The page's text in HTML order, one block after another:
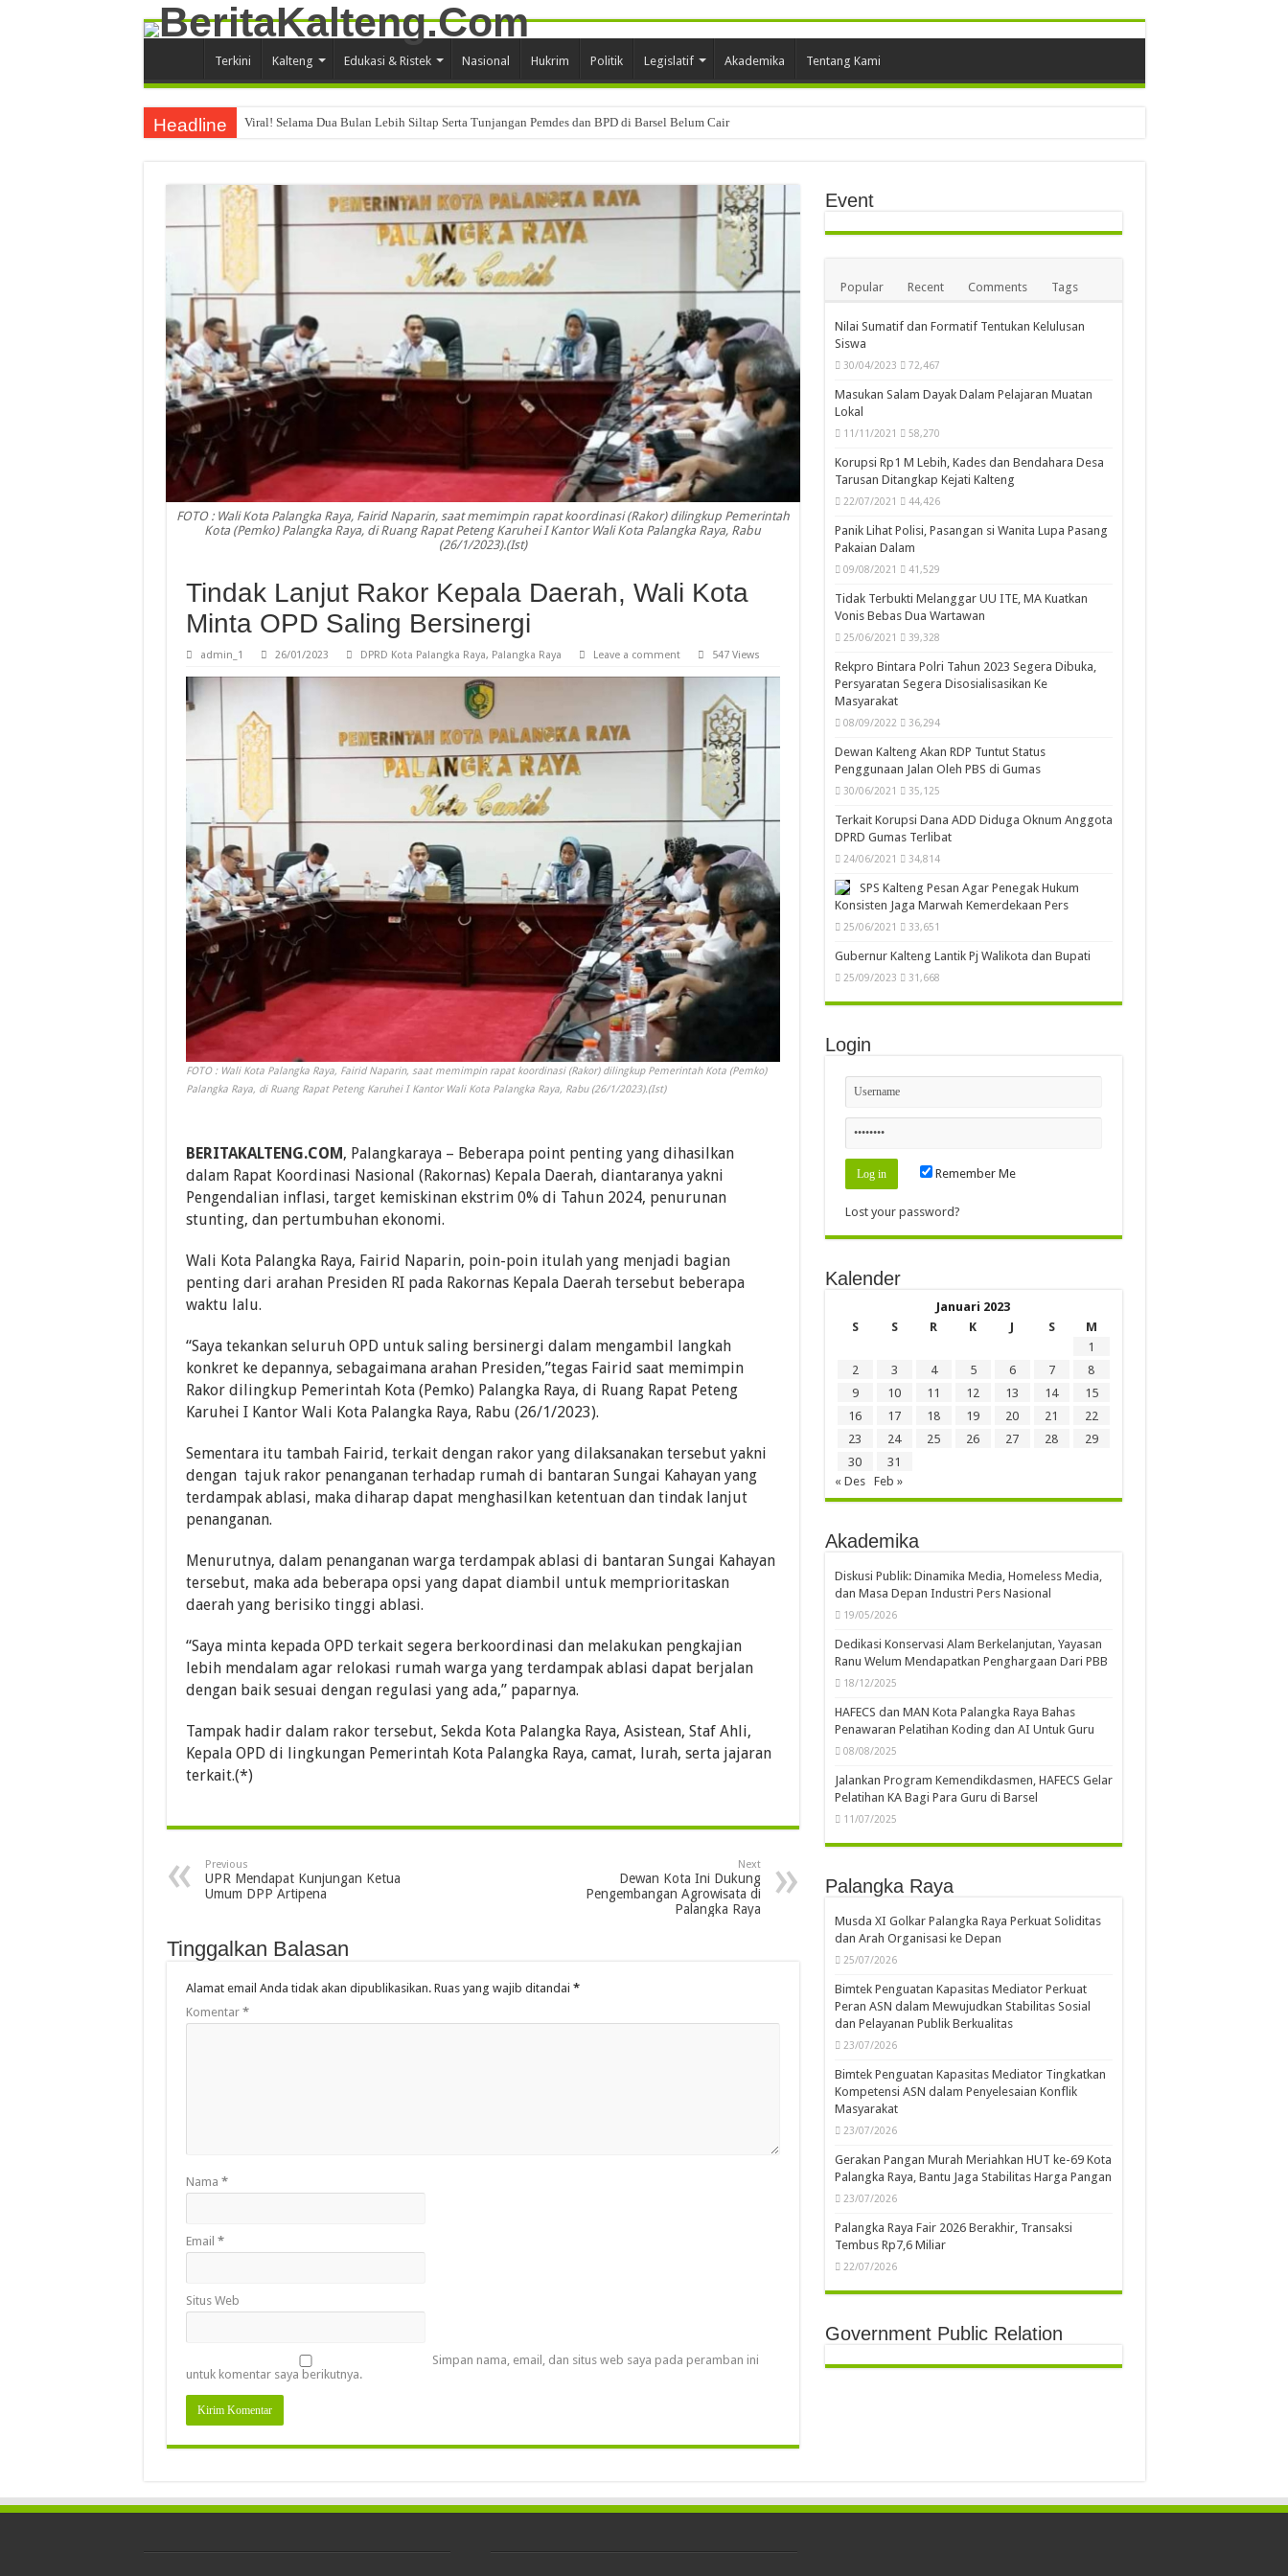
Terkini Kalteng Edukasi & Ristek Nasional Hukrim Politik Legislatif Akademika Tentang Kami
Headline Viral! Selama Dua Bulan Lebih Siltap Serta Tunjangan Pemdes dan BPD di Barsel Belum Cair
FOTO : Wali Kota Palangka Raya, Fairid Naparin, saat memimpin rapat koordinasi (Rakor) dilingkup Pemerintah
Kota (Pemko) Palangka Raya, di Ruang Rapat Peteng Karuhei I Kantor Wali Kota Palangka Raya, Rabu
(26/1/2023).(Ist)
Tindak Lanjut Rakor Kepala Daerah, Wali Kota
Minta OPD Saling Bersinergi
admin_1 26/01/2023 DPRD Kota Palangka Raya, Palangka Raya Leave a comment 547 Views
FOTO : Wali Kota Palangka Raya, Fairid Naparin, saat memimpin rapat koordinasi (Rakor) dilingkup Pemerintah Kota (Pemko)
Palangka Raya, di Ruang Rapat Peteng Karuhei I Kantor Wali Kota Palangka Raya, Rabu (26/1/2023).(Ist)
BERITAKALTENG.COM, Palangkaraya – Beberapa point penting yang dihasilkan
dalam Rapat Koordinasi Nasional (Rakornas) Kepala Daerah, diantaranya yakni
Pengendalian inflasi, target kemiskinan ekstrim 0% di Tahun 2024, penurunan
stunting, dan pertumbuhan ekonomi.
Wali Kota Palangka Raya, Fairid Naparin, poin-poin itulah yang menjadi bagian
penting dari arahan Presiden RI pada Rakornas Kepala Daerah tersebut beberapa
waktu lalu.
“Saya tekankan seluruh OPD untuk saling bersinergi dalam mengambil langkah
konkret ke depannya, sebagaimana arahan Presiden,”tegas Fairid saat memimpin
Rakor dilingkup Pemerintah Kota (Pemko) Palangka Raya, di Ruang Rapat Peteng
Karuhei I Kantor Wali Kota Palangka Raya, Rabu (26/1/2023).
Sementara itu tambah Fairid, terkait dengan rakor yang dilaksanakan tersebut yakni
dengan tajuk rakor penanganan terhadap rumah di bantaran Sungai Kahayan yang
terdampak ablasi, maka diharap dapat menghasilkan ketentuan dan tindak lanjut
penanganan.
Menurutnya, dalam penanganan warga terdampak ablasi di bantaran Sungai Kahayan
tersebut, maka ada beberapa opsi yang dapat diambil untuk memprioritaskan
daerah yang berisiko tinggi ablasi.
“Saya minta kepada OPD terkait segera berkoordinasi dan melakukan pengkajian
lebih mendalam agar relokasi rumah warga yang terdampak ablasi dapat berjalan
dengan baik sesuai dengan regulasi yang ada,” paparnya.
Tampak hadir dalam rakor tersebut, Sekda Kota Palangka Raya, Asistean, Staf Ahli,
Kepala OPD di lingkungan Pemerintah Kota Palangka Raya, camat, lurah, serta jajaran
terkait.(*)
Previous
UPR Mendapat Kunjungan Ketua
Umum DPP Artipena
Next
Dewan Kota Ini Dukung
Pengembangan Agrowisata di
Palangka Raya
Tinggalkan Balasan
Alamat email Anda tidak akan dipublikasikan. Ruas yang wajib ditandai *
Komentar *
Nama *
Email *
Situs Web
Simpan nama, email, dan situs web saya pada peramban ini
untuk komentar saya berikutnya.
Event
Popular Recent Comments Tags
Nilai Sumatif dan Formatif Tentukan Kelulusan
Siswa
30/04/2023 72,467
Masukan Salam Dayak Dalam Pelajaran Muatan
Lokal
11/11/2021 58,270
Korupsi Rp1 M Lebih, Kades dan Bendahara Desa
Tarusan Ditangkap Kejati Kalteng
22/07/2021 44,426
Panik Lihat Polisi, Pasangan si Wanita Lupa Pasang
Pakaian Dalam
09/08/2021 41,529
Tidak Terbukti Melanggar UU ITE, MA Kuatkan
Vonis Bebas Dua Wartawan
25/06/2021 39,328
Rekpro Bintara Polri Tahun 2023 Segera Dibuka,
Persyaratan Segera Disosialisasikan Ke
Masyarakat
08/09/2022 36,294
Dewan Kalteng Akan RDP Tuntut Status
Penggunaan Jalan Oleh PBS di Gumas
30/06/2021 35,125
Terkait Korupsi Dana ADD Diduga Oknum Anggota
DPRD Gumas Terlibat
24/06/2021 34,814
SPS Kalteng Pesan Agar Penegak Hukum
Konsisten Jaga Marwah Kemerdekaan Pers
25/06/2021 33,651
Gubernur Kalteng Lantik Pj Walikota dan Bupati
25/09/2023 31,668
Login
Remember Me
Lost your password?
Kalender
Januari 2023
S
S R K J S
M
1
2
3 4 5 6 7
8
9
10 11 12 13 14
15
16
17 18 19 20 21
22
23
24 25 26 27 28
29
30
31
« Des
Feb »
Akademika
Diskusi Publik: Dinamika Media, Homeless Media,
dan Masa Depan Industri Pers Nasional
19/05/2026
Dedikasi Konservasi Alam Berkelanjutan, Yayasan
Ranu Welum Mendapatkan Penghargaan Dari PBB
18/12/2025
HAFECS dan MAN Kota Palangka Raya Bahas
Penawaran Pelatihan Koding dan AI Untuk Guru
08/08/2025
Jalankan Program Kemendikdasmen, HAFECS Gelar
Pelatihan KA Bagi Para Guru di Barsel
11/07/2025
Palangka Raya
Musda XI Golkar Palangka Raya Perkuat Soliditas
dan Arah Organisasi ke Depan
25/07/2026
Bimtek Penguatan Kapasitas Mediator Perkuat
Peran ASN dalam Mewujudkan Stabilitas Sosial
dan Pelayanan Publik Berkualitas
23/07/2026
Bimtek Penguatan Kapasitas Mediator Tingkatkan
Kompetensi ASN dalam Penyelesaian Konflik
Masyarakat
23/07/2026
Gerakan Pangan Murah Meriahkan HUT ke-69 Kota
Palangka Raya, Bantu Jaga Stabilitas Harga Pangan
23/07/2026
Palangka Raya Fair 2026 Berakhir, Transaksi
Tembus Rp7,6 Miliar
22/07/2026
Government Public Relation